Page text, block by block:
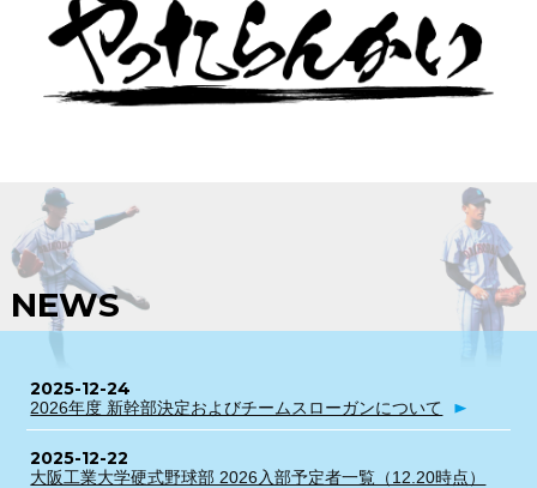
NEWS
2025-12-24
2026年度 新幹部決定およびチームスローガンについて
2025-12-22
大阪工業大学硬式野球部 2026入部予定者一覧（12.20時点）